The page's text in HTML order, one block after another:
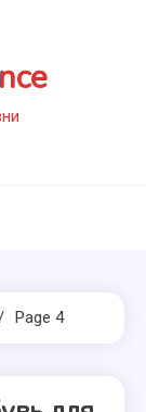
Page 4